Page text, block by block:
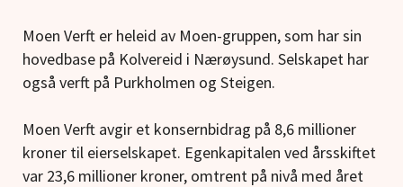
Moen Verft er heleid av Moen-gruppen, som har sin
hovedbase på Kolvereid i Nærøysund. Selskapet har
også verft på Purkholmen og Steigen.
Moen Verft avgir et konsernbidrag på 8,6 millioner
kroner til eierselskapet. Egenkapitalen ved årsskiftet
var 23,6 millioner kroner, omtrent på nivå med året